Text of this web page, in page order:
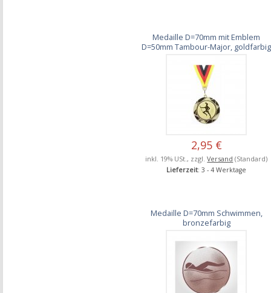
Medaille D=70mm mit Emblem
D=50mm Tambour-Major, goldfarbig
2,95 €
inkl. 19% USt., zzgl.Versand (Standard)
Lieferzeit: 3 - 4 Werktage
Medaille D=70mm Schwimmen,
bronzefarbig